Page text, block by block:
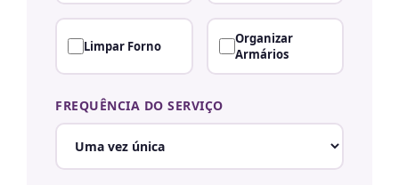
Limpar Forno
Organizar
Armários
FREQUÊNCIA DO SERVIÇO